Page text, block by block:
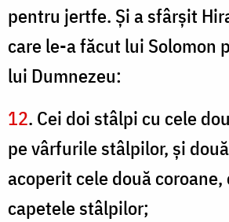
pentru jertfe. Şi a sfârşit
care le-a făcut lui Solomon
lui Dumnezeu:
12. Cei doi stâlpi cu cele
pe vârfurile stâlpilor, şi
acoperit cele două coroane,
capetele stâlpilor;